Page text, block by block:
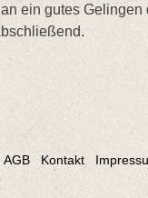
ein gutes
AGB Kontakt